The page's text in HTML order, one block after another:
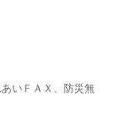
いＦＡＸ、防災無